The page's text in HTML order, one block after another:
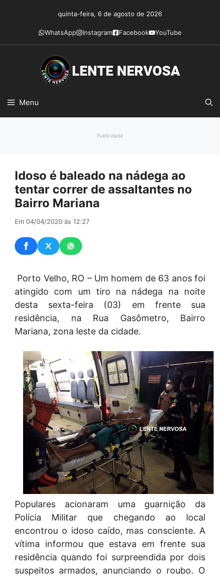
conteúdo
quinta-feira, 6 de agosto de 2026
WhatsApp Instagram Facebook YouTube
Menu
Publicidade
Idoso é baleado na nádega ao
tentar correr de assaltantes no
Bairro Mariana
Em 04/04/2020 às 12:27
Porto Velho, RO – Um homem de 63 anos foi
atingido com um tiro na nádega na noite
desta sexta-feira (03) em frente sua
residência, na Rua Gasômetro, Bairro
Mariana, zona leste da cidade.
Populares acionaram uma guarnição da
Polícia Militar que chegando ao local
encontrou o idoso caído, mas consciente. A
vítima informou que estava em frente sua
residência quando foi surpreendida por dois
suspeitos armados, anunciando o roubo. O